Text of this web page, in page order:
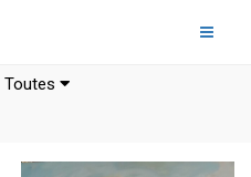
Toutes